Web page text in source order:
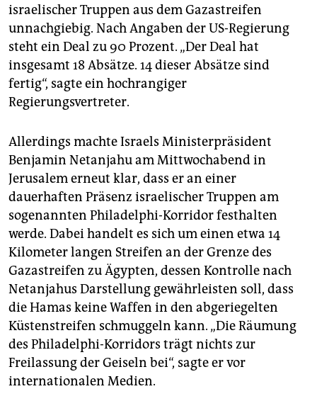
israelischer Truppen aus dem Gazastreifen
unnachgiebig. Nach Angaben der US-Regierung
steht ein Deal zu 90 Prozent. „Der Deal hat
insgesamt 18 Absätze. 14 dieser Absätze sind
fertig“, sagte ein hochrangiger
Regierungsvertreter.
Allerdings machte Israels Ministerpräsident
Benjamin Netanjahu am Mittwochabend in
Jerusalem erneut klar, dass er an einer
dauerhaften Präsenz israelischer Truppen am
sogenannten Philadelphi-Korridor festhalten
werde. Dabei handelt es sich um einen etwa 14
Kilometer langen Streifen an der Grenze des
Gazastreifen zu Ägypten, dessen Kontrolle nach
Netanjahus Darstellung gewährleisten soll, dass
die Hamas keine Waffen in den abgeriegelten
Küstenstreifen schmuggeln kann. „Die Räumung
des Philadelphi-Korridors trägt nichts zur
Freilassung der Geiseln bei“, sagte er vor
internationalen Medien.